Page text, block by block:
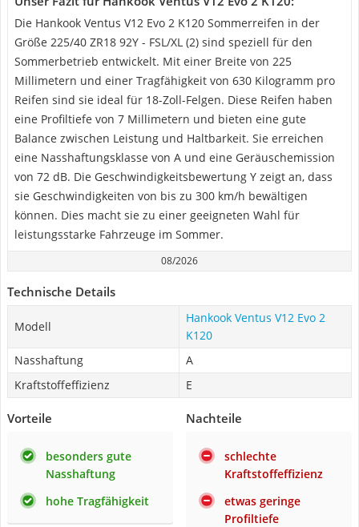
Die Hankook Ventus V12 Evo 2 K120 Sommerreifen in der
Größe 225/40 ZR18 92Y - FSL/XL (2) sind speziell für den
Sommerbetrieb entwickelt. Mit einer Breite von 225
Millimetern und einer Tragfähigkeit von 630 Kilogramm pro
Reifen sind sie ideal für 18-Zoll-Felgen. Diese Reifen haben
eine Profiltiefe von 7 Millimetern und bieten eine gute
Balance zwischen Leistung und Haltbarkeit. Sie erreichen
eine Nasshaftungsklasse von A und eine Geräuschemission
von 72 dB. Die Geschwindigkeitsbewertung Y zeigt an, dass
sie Geschwindigkeiten von bis zu 300 km/h bewältigen
können. Dies macht sie zu einer geeigneten Wahl für
leistungsstarke Fahrzeuge im Sommer.
08/2026
Technische Details
Modell
Hankook Ventus V12 Evo 2
K120
Nasshaftung
A
Kraftstoffeffizienz
E
Vorteile
besonders gute
Nasshaftung
hohe Tragfähigkeit
Nachteile
schlechte
Kraftstoffeffizienz
etwas geringe
Profiltiefe